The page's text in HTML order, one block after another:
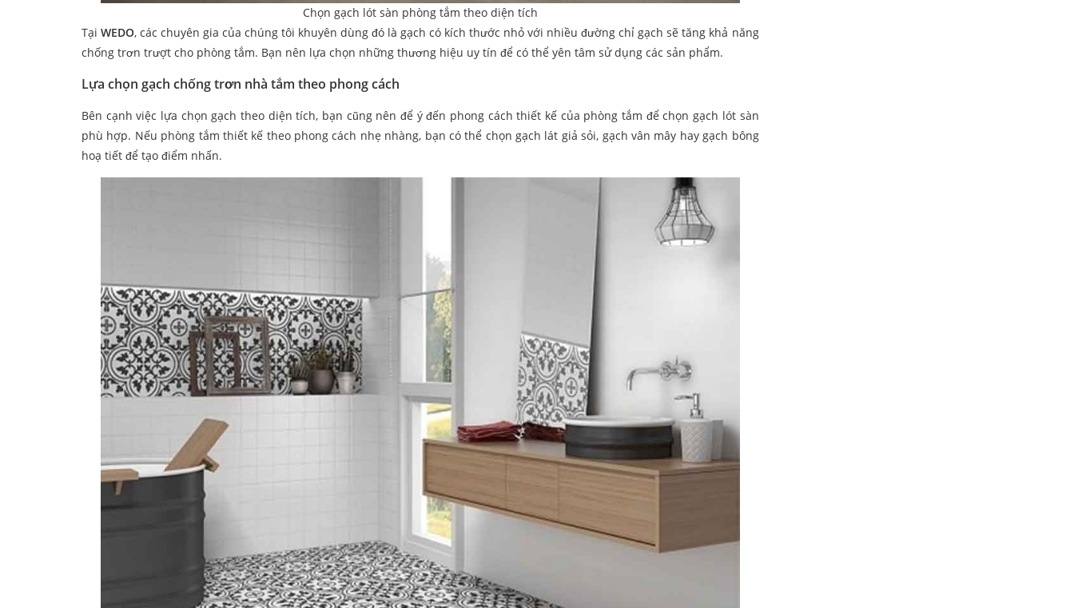
Chọn gạch lót sàn phòng tắm theo diện tích
TạiWEDO, các chuyên gia của chúng tôi khuyên dùng đó là gạch có kích thước nhỏ với nhiều đường chỉ gạch sẽ tăng khả năng
chống trơn trượt cho phòng tắm. Bạn nên lựa chọn những thương hiệu uy tín để có thể yên tâm sử dụng các sản phẩm.
Lựa chọn gạch chống trơn nhà tắm theo phong cách
Bên cạnh việc lựa chọn gạch theo diện tích, bạn cũng nên để ý đến phong cách thiết kế của phòng tắm để chọn gạch lót sàn
phù hợp. Nếu phòng tắm thiết kế theo phong cách nhẹ nhàng, bạn có thể chọn gạch lát giả sỏi, gạch vân mây hay gạch bông
hoạ tiết để tạo điểm nhấn.